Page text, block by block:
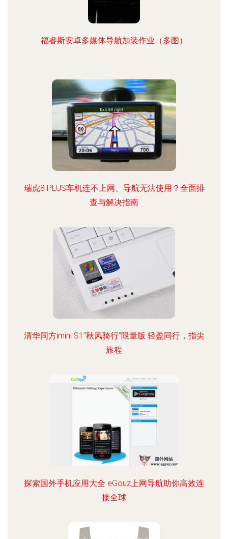
福睿斯安卓多媒体导航加装作业（多图）
瑞虎8 PLUS车机连不上网、导航无法使用？全面排
查与解决指南
清华同方imini S1“秋风骑行”限量版 轻盈同行，指尖
旅程
探索国外手机应用大全 eGouz上网导航助你高效连
接全球